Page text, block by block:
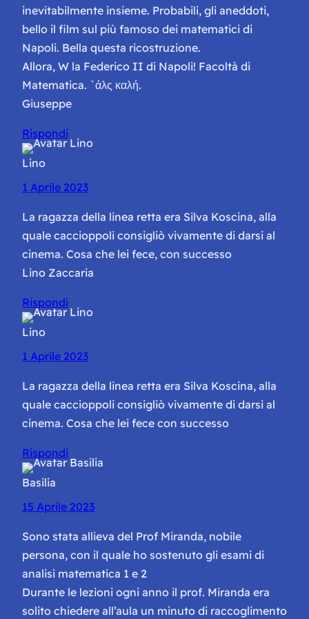
inevitabilmente insieme. Probabili, gli aneddoti,
bello il film sul più famoso dei matematici di
Napoli. Bella questa ricostruzione.
Allora, W la Federico II di Napoli! Facoltà di
Matematica. `άλς καλή.
Giuseppe
Rispondi
Lino
1 Aprile 2023
La ragazza della linea retta era Silva Koscina, alla
quale caccioppoli consigliò vivamente di darsi al
cinema. Cosa che lei fece, con successo
Lino Zaccaria
Rispondi
Lino
1 Aprile 2023
La ragazza della linea retta era Silva Koscina, alla
quale caccioppoli consigliò vivamente di darsi al
cinema. Cosa che lei fece con successo
Rispondi
Basilia
15 Aprile 2023
Sono stata allieva del Prof Miranda, nobile
persona, con il quale ho sostenuto gli esami di
analisi matematica 1 e 2
Durante le lezioni ogni anno il prof. Miranda era
solito chiedere all’aula un minuto di raccoglimento